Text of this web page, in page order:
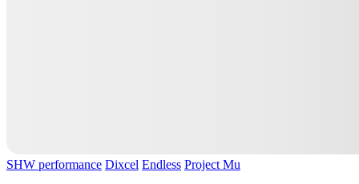
SHW performance Dixcel Endless Project Mu